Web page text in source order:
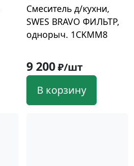
Смеситель д/кухни,
SWES BRAVO ФИЛЬТР,
однорыч. 1CKMM8
9 200₽/шт
В корзину